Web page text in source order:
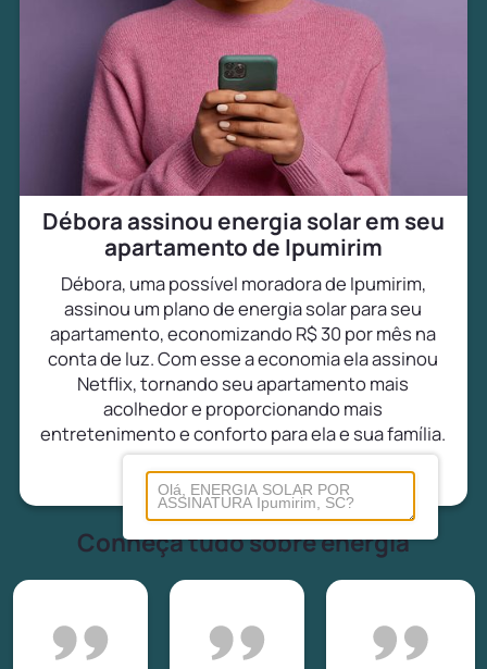
Débora assinou energia solar em seu
apartamento de Ipumirim
Débora, uma possível moradora de Ipumirim,
assinou um plano de energia solar para seu
apartamento, economizando R$ 30 por mês na
conta de luz. Com esse a economia ela assinou
Netflix, tornando seu apartamento mais
acolhedor e proporcionando mais
entretenimento e conforto para ela e sua família.
Conheça tudo sobre energia